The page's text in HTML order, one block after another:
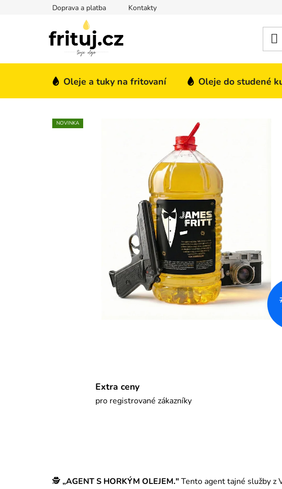
Přejít na obsahDoprava a platba Kontakty
Oleje a tuky na fritovaní Oleje do studené
NOVINKA
Extra ceny
pro registrované zákazníky
🕵️„AGENT S HORKÝM OLEJEM."Tento agent tajné služby z